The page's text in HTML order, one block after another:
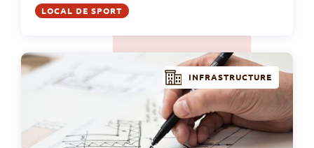
LOCAL DE SPORT
INFRASTRUCTURE